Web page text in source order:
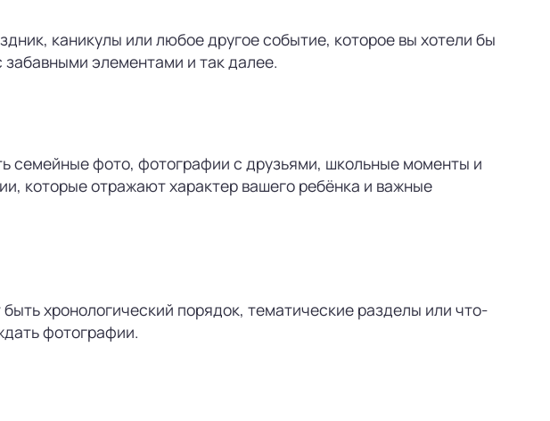
каникулы или любое другое событие, которое вы хотели бы
элементами и так далее.
семейные фото, фотографии с друзьями, школьные моменты и
которые отражают характер вашего ребёнка и важные
хронологический порядок, тематические разделы или что-
фотографии.